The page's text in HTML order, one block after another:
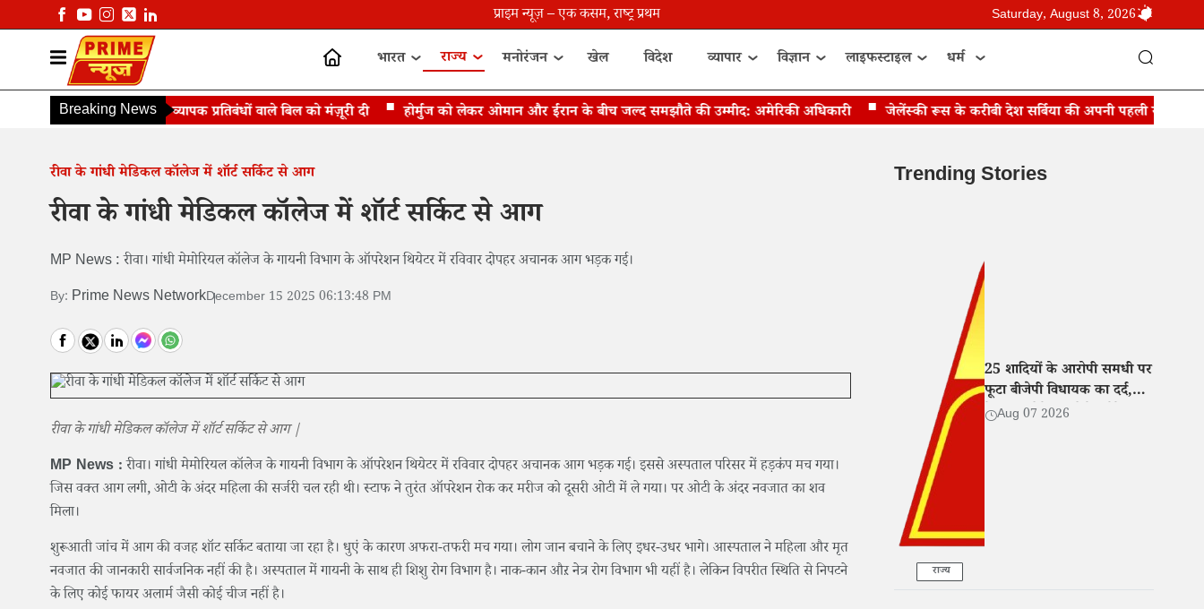
प्राइम न्यूज़ – एक कसम, राष्ट्र प्रथम Saturday, August 8, 2026
भारत राज्य मनोरंजन खेल विदेश व्यापार विज्ञान लाइफस्टाइल धर्म
Breaking News
अमेरिका ने रूस पर व्यापक प्रतिबंधों वाले बिल को मंज़ूरी दी होर्मुज को लेकर ओमान और ईरान के बीच जल्द समझौते की उम्मीद: अमेरिकी अधिकारी जेलेंस्की रूस के करीबी देश सर्बिया की अपनी पहली यात्रा पर पहुंचे
रीवा के गांधी मेडिकल कॉलेज में शॉर्ट सर्किट से आग
रीवा के गांधी मेडिकल कॉलेज में शॉर्ट सर्किट से आग
MP News : रीवा। गांधी मेमोरियल कॉलेज के गायनी विभाग के ऑपरेशन थियेटर में रविवार दोपहर अचानक आग भड़क गई।
By: Prime News NetworkDecember 15 2025 06:13:48 PM
रीवा के गांधी मेडिकल कॉलेज में शॉर्ट सर्किट से आग |
MP News :रीवा। गांधी मेमोरियल कॉलेज के गायनी विभाग के ऑपरेशन थियेटर में रविवार दोपहर अचानक आग भड़क गई। इससे अस्पताल परिसर में हड़कंप मच गया।
जिस वक्त आग लगी, ओटी के अंदर महिला की सर्जरी चल रही थी। स्टाफ ने तुरंत ऑपरेशन रोक कर मरीज को दूसरी ओटी में ले गया। पर ओटी के अंदर नवजात का शव
मिला।
शुरूआती जांच में आग की वजह शॉट सर्किट बताया जा रहा है। धुएं के कारण अफरा-तफरी मच गया। लोग जान बचाने के लिए इधर-उधर भागे। आस्पताल ने महिला और मृत
नवजात की जानकारी सार्वजनिक नहीं की है। अस्पताल में गायनी के साथ ही शिशु रोग विभाग है। नाक-कान औऱ नेत्र रोग विभाग भी यहीं है। लेकिन विपरीत स्थिति से निपटने
के लिए कोई फायर अलार्म जैसी कोई चीज नहीं है।
Trending Stories
राज्य
25 शादियों के आरोपी समधी पर
फूटा बीजेपी विधायक का दर्द,
बेटी संग रोते हुए बोले- 'मेरे साथ
Aug 07 2026